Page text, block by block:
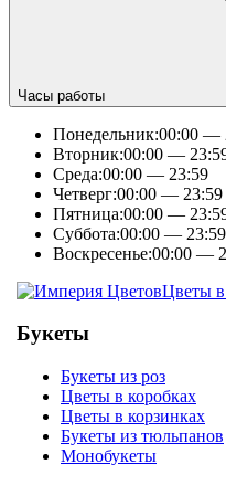
Часы работы
Понедельник:00:00 —
Вторник:00:00 —
Среда:00:00 — 23:59
Четверг:00:00 — 23:59
Пятница:00:00 —
Суббота:00:00 — 23:59
Воскресенье:00:00 —
Цветы в
Букеты
Букеты из роз
Цветы в коробках
Цветы в корзинках
Букеты из тюльпанов
Монобукеты